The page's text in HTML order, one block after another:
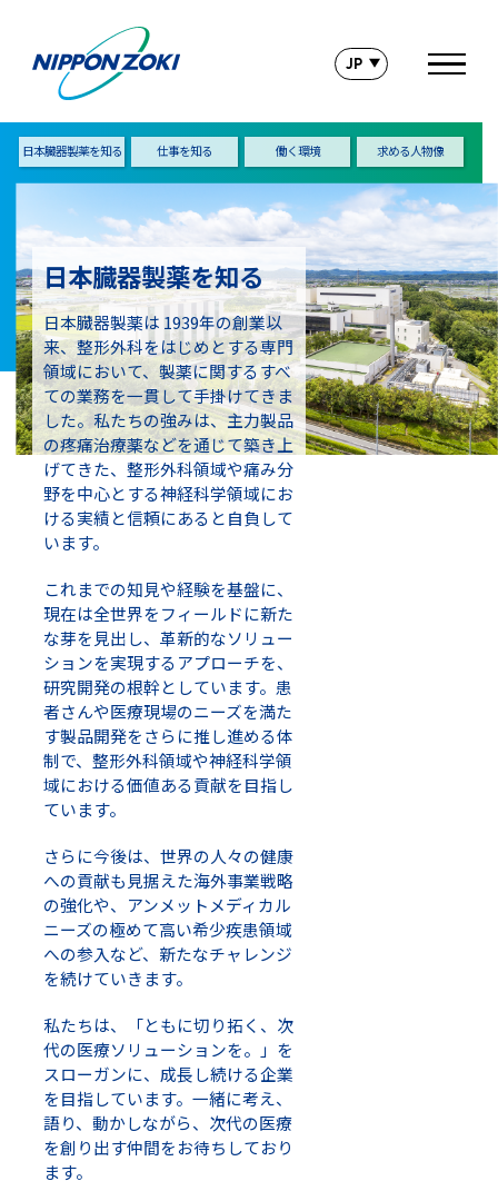
日本臓器製薬を知る 仕事を知る 働く環境 求める人物像
日本臓器製薬を知る
日本臓器製薬は 1939年の創業以
来、整形外科をはじめとする専門
領域において、製薬に関するすべ
ての業務を一貫して手掛けてきま
した。私たちの強みは、主力製品
の疼痛治療薬などを通じて築き上
げてきた、整形外科領域や痛み分
野を中心とする神経科学領域にお
ける実績と信頼にあると自負して
います。
これまでの知見や経験を基盤に、
現在は全世界をフィールドに新た
な芽を見出し、革新的なソリュー
ションを実現するアプローチを、
研究開発の根幹としています。患
者さんや医療現場のニーズを満た
す製品開発をさらに推し進める体
制で、整形外科領域や神経科学領
域における価値ある貢献を目指し
ています。
さらに今後は、世界の人々の健康
への貢献も見据えた海外事業戦略
の強化や、アンメットメディカル
ニーズの極めて高い希少疾患領域
への参入など、新たなチャレンジ
を続けていきます。
私たちは、「ともに切り拓く、次
代の医療ソリューションを。」を
スローガンに、成長し続ける企業
を目指しています。一緒に考え、
語り、動かしながら、次代の医療
を創り出す仲間をお待ちしており
ます。